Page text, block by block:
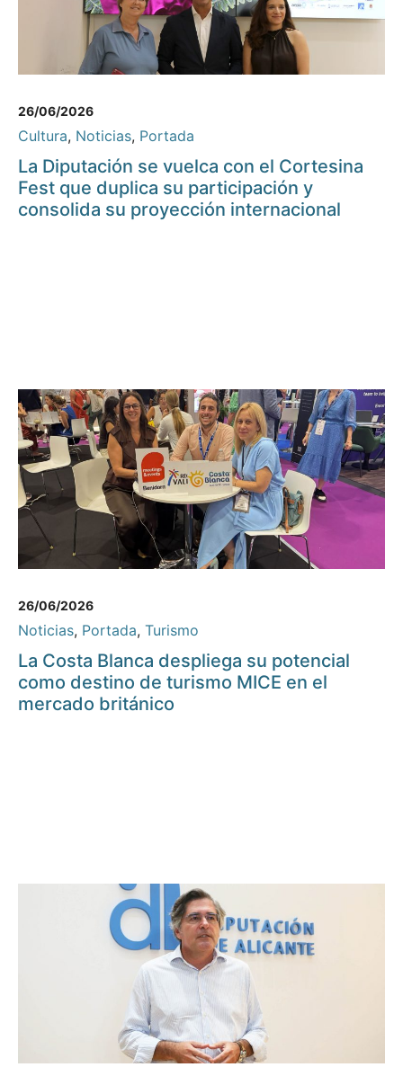
26/06/2026
Cultura, Noticias, Portada
La Diputación se vuelca con el Cortesina
Fest que duplica su participación y
consolida su proyección internacional
26/06/2026
Noticias, Portada, Turismo
La Costa Blanca despliega su potencial
como destino de turismo MICE en el
mercado británico